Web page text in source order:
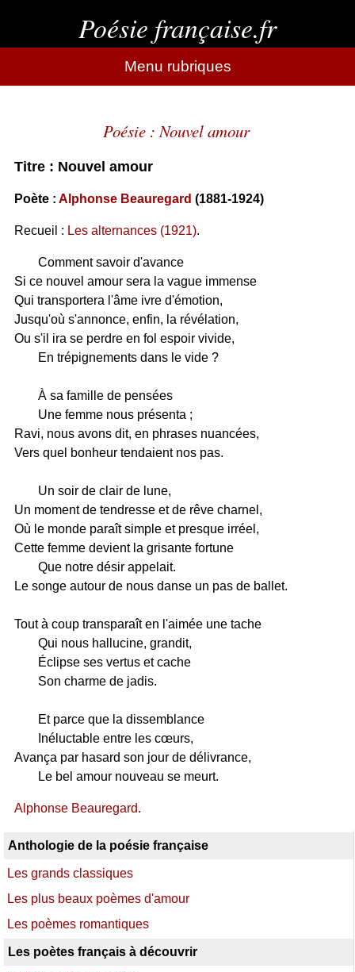
Poésie française.fr
Menu rubriques
Poésie : Nouvel amour
Titre : Nouvel amour
Poète : Alphonse Beauregard (1881-1924)
Recueil : Les alternances (1921).
Comment savoir d'avance
Si ce nouvel amour sera la vague immense
Qui transportera l'âme ivre d'émotion,
Jusqu'où s'annonce, enfin, la révélation,
Ou s'il ira se perdre en fol espoir vivide,
En trépignements dans le vide ?
À sa famille de pensées
Une femme nous présenta ;
Ravi, nous avons dit, en phrases nuancées,
Vers quel bonheur tendaient nos pas.
Un soir de clair de lune,
Un moment de tendresse et de rêve charnel,
Où le monde paraît simple et presque irréel,
Cette femme devient la grisante fortune
Que notre désir appelait.
Le songe autour de nous danse un pas de ballet.
Tout à coup transparaît en l'aimée une tache
Qui nous hallucine, grandit,
Éclipse ses vertus et cache
Son charme de jadis.
Et parce que la dissemblance
Inéluctable entre les cœurs,
Avança par hasard son jour de délivrance,
Le bel amour nouveau se meurt.
Alphonse Beauregard.
Anthologie de la poésie française
Les grands classiques
Les plus beaux poèmes d'amour
Les poèmes romantiques
Les poètes français à découvrir